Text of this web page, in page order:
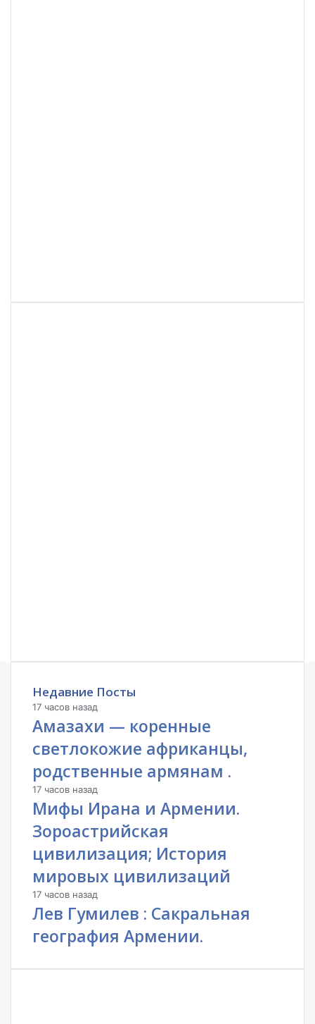
Недавние Посты
17 часов назад
Амазахи — коренные
светлокожие африканцы,
родственные армянам .
17 часов назад
Мифы Ирана и Армении.
Зороастрийская
цивилизация; История
мировых цивилизаций
17 часов назад
Лев Гумилев : Сакральная
география Армении.